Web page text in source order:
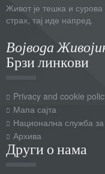
Живот је тешка и
страх, тај иде напред.
Војвода
Брзи линкови
Privacy and cookie
Мапа сајта
Национална служба
Архива
Други о нама